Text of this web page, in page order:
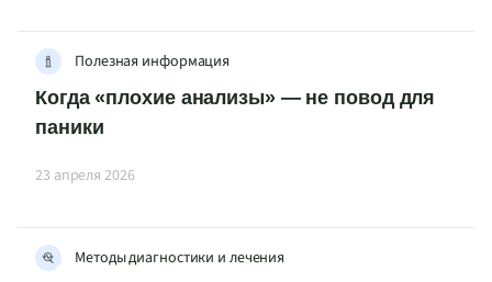
Полезная информация
Когда «плохие анализы» — не повод для
паники
23 апреля 2026
Методы диагностики и лечения